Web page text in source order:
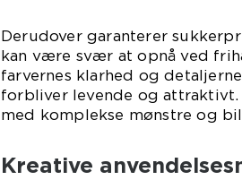
Derudover garanterer
kan være svær at opnå ved
farvernes klarhed og
forbliver levende og
med komplekse mønstre og
Kreative